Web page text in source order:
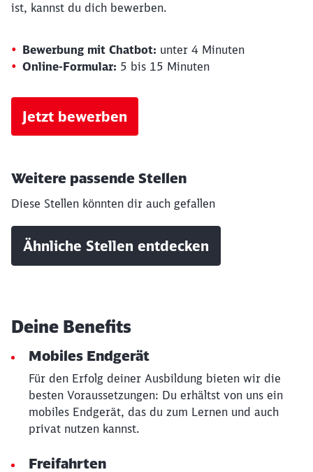
ist, kannst du dich bewerben.
Bewerbung mit Chatbot: unter 4 Minuten
Online-Formular: 5 bis 15 Minuten
Jetzt bewerben
Weitere passende Stellen
Diese Stellen könnten dir auch gefallen
Ähnliche Stellen entdecken
Deine Benefits
Mobiles Endgerät
Für den Erfolg deiner Ausbildung bieten wir die
besten Voraussetzungen: Du erhältst von uns ein
mobiles Endgerät, das du zum Lernen und auch
privat nutzen kannst.
Freifahrten